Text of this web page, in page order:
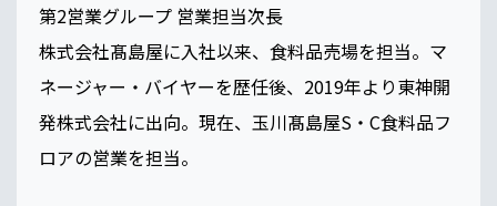
第2営業グループ 営業担当次長
株式会社髙島屋に入社以来、食料品売場を担当。マ
ネージャー・バイヤーを歴任後、2019年より東神開
発株式会社に出向。現在、玉川髙島屋S・C食料品フ
ロアの営業を担当。